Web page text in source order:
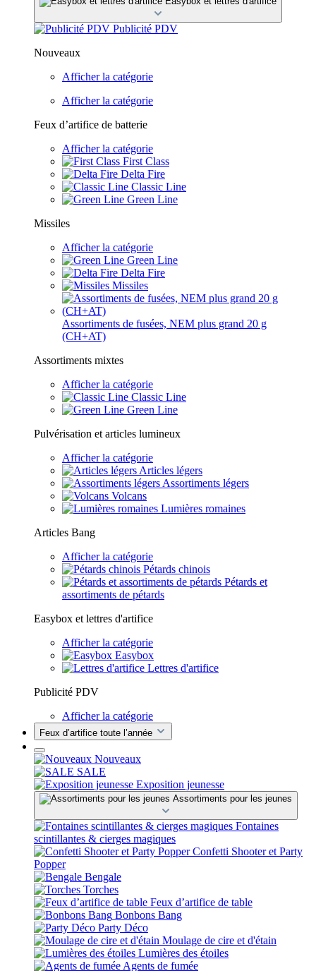
Publicité PDV
Nouveaux
Afficher la catégorie
Afficher la catégorie
Feux d’artifice de batterie
Afficher la catégorie
First Class
Delta Fire
Classic Line
Green Line
Missiles
Afficher la catégorie
Green Line
Delta Fire
Missiles
Assortiments de fusées, NEM plus grand 20 g
(CH+AT)
Assortiments mixtes
Afficher la catégorie
Classic Line
Green Line
Pulvérisation et articles lumineux
Afficher la catégorie
Articles légers
Assortiments légers
Volcans
Lumières romaines
Articles Bang
Afficher la catégorie
Pétards chinois
Pétards et
assortiments de pétards
Easybox et lettres d'artifice
Afficher la catégorie
Easybox
Lettres d'artifice
Publicité PDV
Afficher la catégorie
Feux d’artifice toute l’année
Nouveaux
SALE
Exposition jeunesse
Assortiments pour les jeunes
Fontaines
scintillantes & cierges magiques
Confetti Shooter et Party
Popper
Bengale
Torches
Feux d’artifice de table
Bonbons Bang
Party Déco
Moulage de cire et d'étain
Lumières des étoiles
Agents de fumée